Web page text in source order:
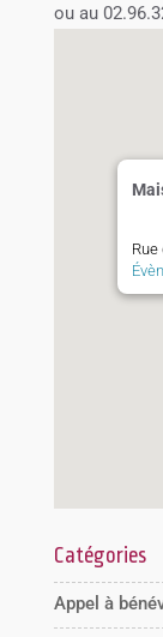
ou au
Rue
Catégories
Appel à